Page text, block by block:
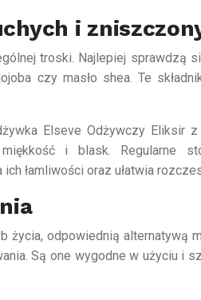
i
troski. Najlepiej sprawdzą
czy masło shea. Te
Elseve Odżywczy Eliksir
i blask. Regularne
łamliwości oraz ułatwia
życia, odpowiednią alternatywą
Są one wygodne w użyciu i